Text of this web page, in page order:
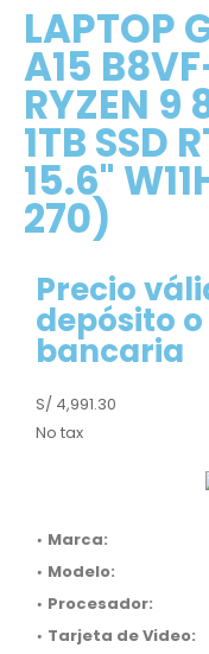
LAPTOP
A15
RYZEN 9
1TB SSD
15.6"
270)
Precio
depósito
bancaria
S/ 4,991.30
No tax
• Marca:
• Modelo:
• Procesador:
• Tarjeta de Video: